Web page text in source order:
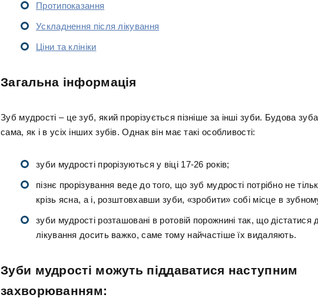
Протипоказання
Ускладнення після лікування
Ціни та клініки
Загальна інформація
Зуб мудрості – це зуб, який прорізується пізніше за інші зуби. Будова
сама, як і в усіх інших зубів. Однак він має такі особливості:
зуби мудрості прорізуються у віці 17-26 років;
пізнє прорізування веде до того, що зуб мудрості потрібно не
крізь ясна, а і, розштовхавши зуби, «зробити» собі місце в
зуби мудрості розташовані в ротовій порожнині так, що дістатися
лікування досить важко, саме тому найчастіше їх видаляють.
Зуби мудрості можуть піддаватися наступним
захворюванням: